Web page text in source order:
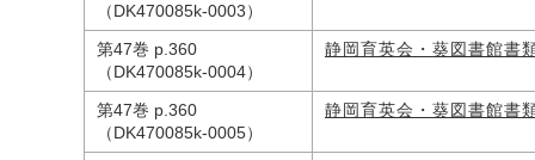
（DK470085k-0003）
第47巻 p.360
（DK470085k-0004）
静岡育英会・葵図書館書
第47巻 p.360
（DK470085k-0005）
静岡育英会・葵図書館書